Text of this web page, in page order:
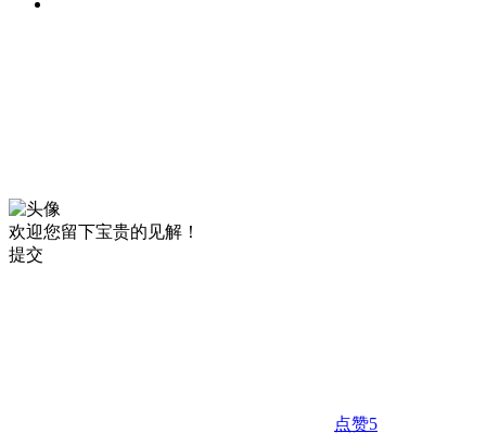
欢迎您留下宝贵的见解！
提交
点赞5